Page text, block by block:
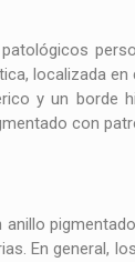
localizada
y un borde
con
En general,